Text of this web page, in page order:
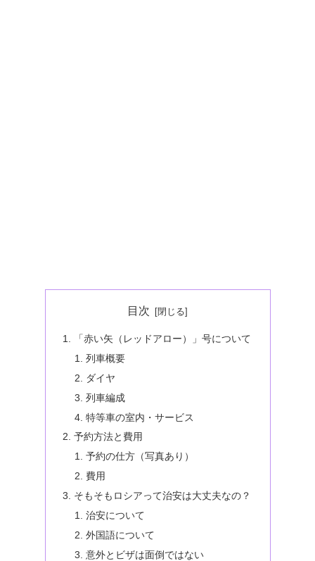
目次
「赤い矢（レッドアロー）」号について
列車概要
ダイヤ
列車編成
特等車の室内・サービス
予約方法と費用
予約の仕方（写真あり）
費用
そもそもロシアって治安は大丈夫なの？
治安について
外国語について
意外とビザは面倒ではない